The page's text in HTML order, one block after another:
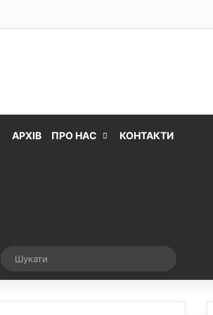
АРХІВ ПРО НАС КОНТАКТИ
Випадкова стаття